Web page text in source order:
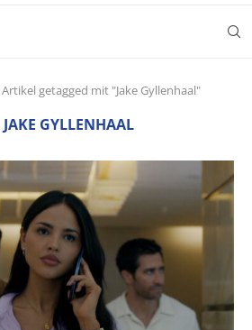
Artikel getagged mit "Jake Gyllenhaal"
JAKE GYLLENHAAL